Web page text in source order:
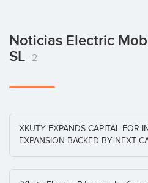
Noticias Electric
SL
2
XKUTY EXPANDS CAPITAL FOR
EXPANSION BACKED BY NEXT